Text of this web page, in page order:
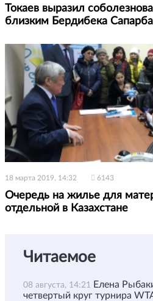
Токаев выразил
близким Бердибека
18 марта 2019, 14:32 6143
Очередь на жилье для
отдельной в Казахстане
Читаемое
08 августа, 14:21 Елена
четвертый круг турнира